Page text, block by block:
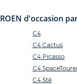
d'occasion
C4
C4 Cactus
C4 Picasso
C4
C4 Sté